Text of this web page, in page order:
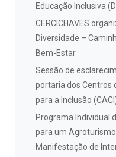
Educação Inclusiva
CERCICHAVES
Diversidade –
Bem-Estar
Sessão de
portaria dos Centros
para a Inclusão
Programa Individual
para um
Manifestação de